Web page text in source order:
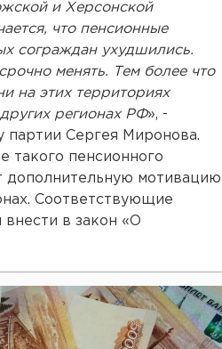
и Херсонской
что пенсионные
сограждан ухудшились.
менять. Тем более что
на этих территориях
регионах РФ», -
партии Сергея Миронова.
такого пенсионного
дополнительную мотивацию
Соответствующие
внести в закон «О